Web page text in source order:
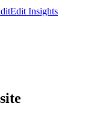
Insights